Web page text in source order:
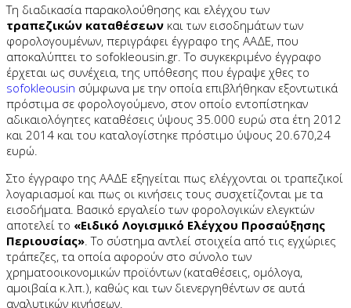
Τη διαδικασία παρακολούθησης και ελέγχου των
τραπεζικών καταθέσεων και των εισοδημάτων των
φορολογουμένων, περιγράφει έγγραφο της ΑΑΔΕ, που
αποκαλύπτει το sofokleousin.gr. Το συγκεκριμένο έγγραφο
έρχεται ως συνέχεια, της υπόθεσης που έγραψε χθες το
sofokleousin σύμφωνα με την οποία επιβλήθηκαν εξοντωτικά
πρόστιμα σε φορολογούμενο, στον οποίο εντοπίστηκαν
αδικαιολόγητες καταθέσεις ύψους 35.000 ευρώ στα έτη 2012
και 2014 και του καταλογίστηκε πρόστιμο ύψους 20.670,24
ευρώ.
Στο έγγραφο της ΑΑΔΕ εξηγείται πως ελέγχονται οι τραπεζικοί
λογαριασμοί και πως οι κινήσεις τους συσχετίζονται με τα
εισοδήματα. Βασικό εργαλείο των φορολογικών ελεγκτών
αποτελεί το «Ειδικό Λογισμικό Ελέγχου Προσαύξησης
Περιουσίας» . Το σύστημα αντλεί στοιχεία από τις εγχώριες
τράπεζες, τα οποία αφορούν στο σύνολο των
χρηματοοικονομικών προϊόντων (καταθέσεις, ομόλογα,
αμοιβαία κ.λπ.), καθώς και των διενεργηθέντων σε αυτά
αναλυτικών κινήσεων.